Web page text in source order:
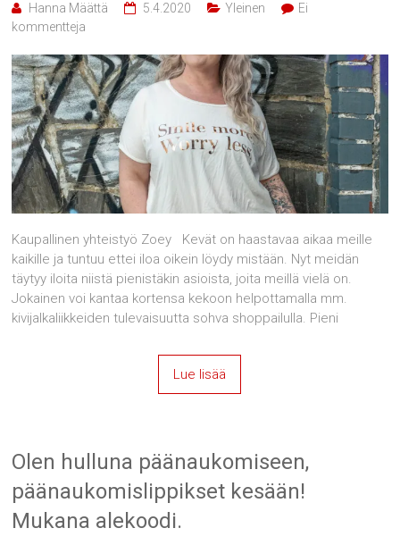
Hanna Määttä 5.4.2020 Yleinen
Ei
kommentteja
Kaupallinen yhteistyö Zoey Kevät on haastavaa aikaa meille
kaikille ja tuntuu ettei iloa oikein löydy mistään. Nyt meidän
täytyy iloita niistä pienistäkin asioista, joita meillä vielä on.
Jokainen voi kantaa kortensa kekoon helpottamalla mm.
kivijalkaliikkeiden tulevaisuutta sohva shoppailulla. Pieni
Lue lisää
Olen hulluna päänaukomiseen,
päänaukomislippikset kesään!
Mukana alekoodi.